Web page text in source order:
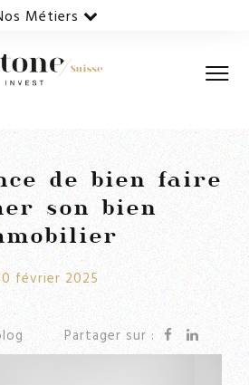
Métiers
de bien faire
son bien
février 2025
Partager sur :